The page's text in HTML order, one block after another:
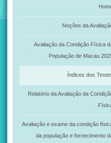
Noções da
Avaliação da Condição Física
População de Macau
Índices dos
Relatório da Avaliação da
Avaliação e exame da condição
da população e fornecimento